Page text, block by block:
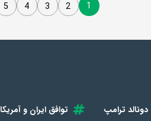
1
2
3
4
5
دونالد ترامپ توافق ایران و آمریکا